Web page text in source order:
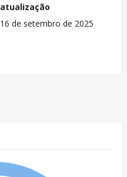
atualização
16 de setembro de 2025